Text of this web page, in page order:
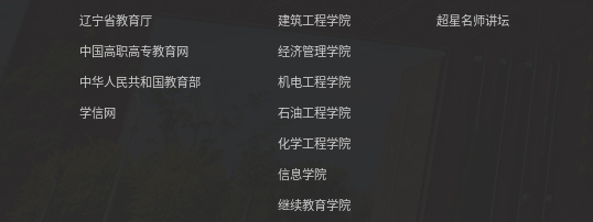
辽宁省教育厅
中国高职高专教育网
中华人民共和国教育部
学信网
建筑工程学院
经济管理学院
机电工程学院
石油工程学院
化学工程学院
信息学院
继续教育学院
超星名师讲坛